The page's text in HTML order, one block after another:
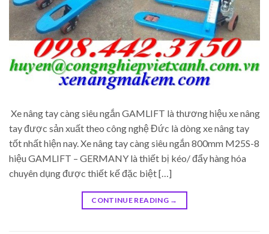
Xe nâng tay càng siêu ngắn GAMLIFT là thương hiệu xe nâng
tay được sản xuất theo công nghệ Đức là dòng xe nâng tay
tốt nhất hiện nay. Xe nâng tay càng siêu ngắn 800mm M25S-8
hiệu GAMLIFT – GERMANY là thiết bị kéo/ đẩy hàng hóa
chuyên dụng được thiết kế đặc biệt […]
CONTINUE READING →